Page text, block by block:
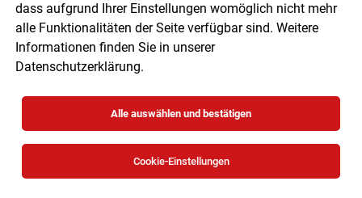
Wien Vollzeit 04.08.2026
dass aufgrund Ihrer Einstellungen womöglich nicht mehr
alle Funktionalitäten der Seite verfügbar sind. Weitere
Informationen finden Sie in unserer
Datenschutzerklärung.
Alle auswählen und bestätigen
Cookie-Einstellungen